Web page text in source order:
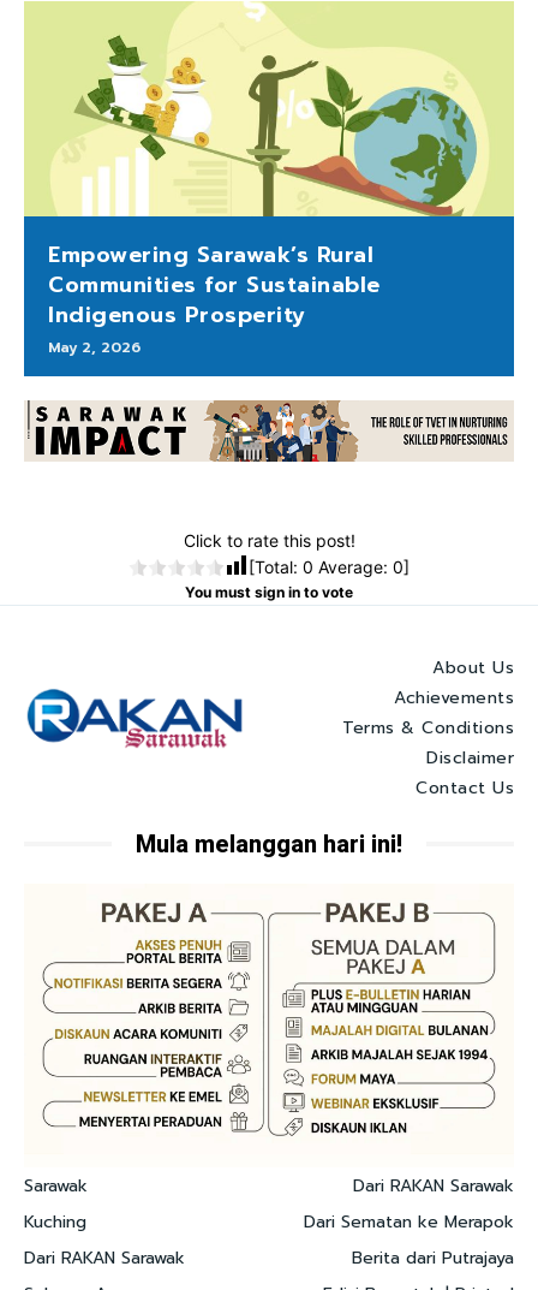
Empowering Sarawak’s Rural
Communities for Sustainable
Indigenous Prosperity
May 2, 2026
Click to rate this post!
[Total: 0 Average: 0]
You must sign in to vote
About Us
Achievements
Terms & Conditions
Disclaimer
Contact Us
Mula melanggan hari ini!
Sarawak
Kuching
Dari RAKAN Sarawak
Dari RAKAN Sarawak
Dari Sematan ke Merapok
Berita dari Putrajaya